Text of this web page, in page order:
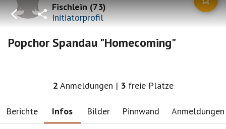
Fischlein(73)
Initiatorprofil
Popchor Spandau "Homecoming"
2 Anmeldungen | 3 freie Plätze
Berichte Infos Bilder Pinnwand Anmeldungen